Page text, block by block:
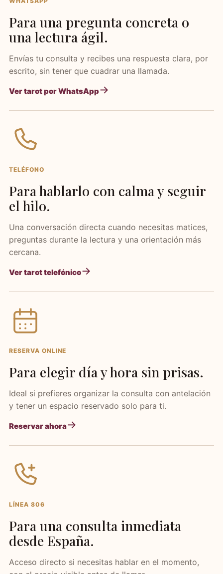
Para una pregunta concreta o
una lectura ágil.
Envías tu consulta y recibes una respuesta clara, por
escrito, sin tener que cuadrar una llamada.
Ver tarot por WhatsApp
TELÉFONO
Para hablarlo con calma y seguir
el hilo.
Una conversación directa cuando necesitas matices,
preguntas durante la lectura y una orientación más
cercana.
Ver tarot telefónico
RESERVA ONLINE
Para elegir día y hora sin prisas.
Ideal si prefieres organizar la consulta con antelación
y tener un espacio reservado solo para ti.
Reservar ahora
LÍNEA 806
Para una consulta inmediata
desde España.
Acceso directo si necesitas hablar en el momento,